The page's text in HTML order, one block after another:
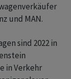
und MAN.
sind 2022 in
in Verkehr